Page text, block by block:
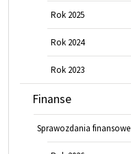
Rok 2025
Rok 2024
Rok 2023
Finanse
Sprawozdania finansowe